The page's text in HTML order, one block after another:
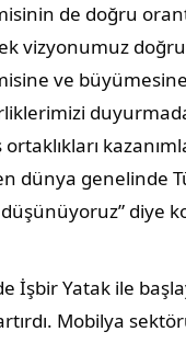
de doğru
vizyonumuz
ve
dünya genelinde
diye
İşbir Yatak ile
Mobilya